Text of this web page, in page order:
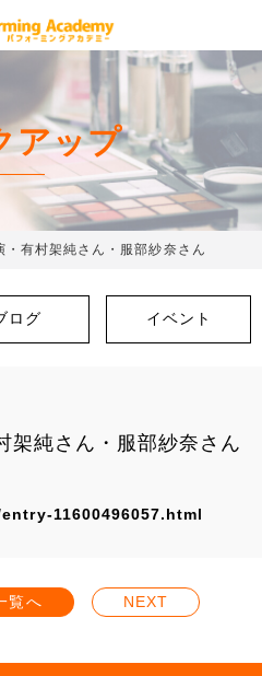
アップ
有村架純さん・服部紗奈さん
ログ イベント
純さん・服部紗奈さん
11600496057.html
覧へ NEXT